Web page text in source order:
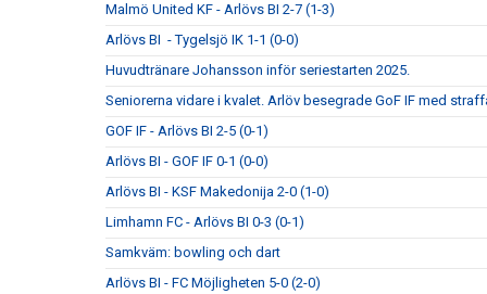
Malmö United KF - Arlövs BI 2-7 (1-3)
Arlövs BI - Tygelsjö IK 1-1 (0-0)
Huvudtränare Johansson inför seriestarten 2025.
Seniorerna vidare i kvalet. Arlöv besegrade GoF IF med
GOF IF - Arlövs BI 2-5 (0-1)
Arlövs BI - GOF IF 0-1 (0-0)
Arlövs BI - KSF Makedonija 2-0 (1-0)
Limhamn FC - Arlövs BI 0-3 (0-1)
Samkväm: bowling och dart
Arlövs BI - FC Möjligheten 5-0 (2-0)